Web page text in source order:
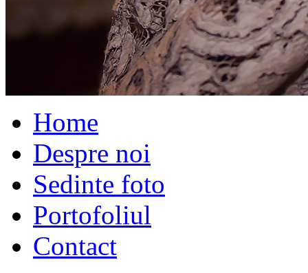
Home
Despre noi
Sedinte foto
Portofoliul
Contact